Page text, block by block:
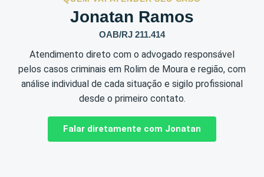
Jonatan Ramos
OAB/RJ 211.414
Atendimento direto com o advogado responsável
pelos casos criminais em Rolim de Moura e região, com
análise individual de cada situação e sigilo profissional
desde o primeiro contato.
Falar diretamente com Jonatan